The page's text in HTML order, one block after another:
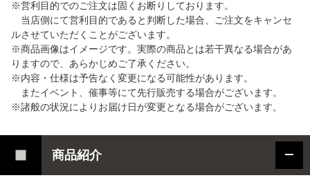
※営利目的でのご注文は固くお断りしております。
当店側にて営利目的であると判断した場合、ご注文をキャンセ
ルさせていただくことがございます。
※商品画像はイメージです。実際の商品とは若干異なる場合があ
りますので、あらかじめご了承ください。
※内容・仕様は予告なく変更になる可能性があります。
またイベント、催事等にて先行販売する場合がございます。
※諸般の状況によりお届け日が変更となる場合がございます。
商品紹介